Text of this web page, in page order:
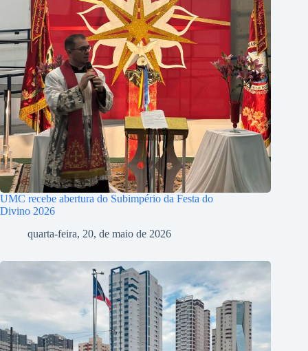
UMC recebe abertura do Subimpério da Festa do
Divino 2026
quarta-feira, 20, de maio de 2026